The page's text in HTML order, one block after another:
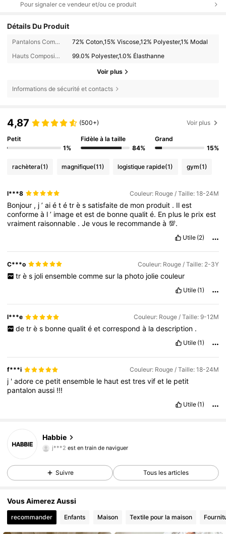
Pour signaler ce vendeur et/ou ce produit
Détails Du Produit
Pantalons Composition:
72% Coton,15% Viscose,12% Polyester,1% Modal
Hauts Composition:
99.0% Polyester,1.0% Élasthanne
Voir plus
Informations de sécurité et contacts
4,87 (500+) Voir plus
Petit
1%
Fidèle à la taille
84%
Grand
15%
rachètera(1) magnifique(11) logistique rapide(1) gym(1)
l***8 Couleur: Rouge / Taille: 18-24M
Bonjour , j’aiététrèssatisfaitede mon produit . Ilest
conformeà l’ imageetestde bonnequalité. En plus le prixest
vraiment raisonnable .Jevous le recommandeà💯.
Utile (2)
C***o Couleur: Rouge / Taille: 2-3Y
tr è s joli ensemble comme sur la photo jolie couleur
Utile (1)
l***e Couleur: Rouge / Taille: 9-12M
de tr è s bonne qualit é et correspond à la description .
Utile (1)
f***i Couleur: Rouge / Taille: 18-24M
j 'adorece petitensemble le hautesttresvifet le petit
pantalonaussi !!!
Utile (1)
Habbie
4,89
62K Suiveurs
j***2 est en train de naviguer
Suivre Tous les articles
Vous Aimerez Aussi
recommander Enfants Maison Textile pour la maison